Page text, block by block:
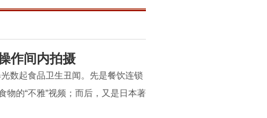
作间内拍摄
数起食品卫生丑闻。先是餐饮连锁
物的“不雅”视频；而后，又是日本著